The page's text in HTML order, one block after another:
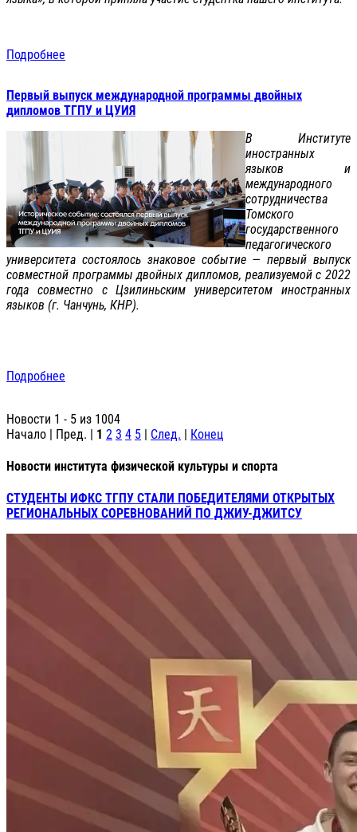
Подробнее
Первый выпуск международной программы двойных
дипломов ТГПУ и ЦУИЯ
В Институте
иностранных
языков и
международного
сотрудничества
Томского
государственного
педагогического
университета состоялось знаковое событие — первый выпуск
совместной программы двойных дипломов, реализуемой с 2022
года совместно с Цзилиньским университетом иностранных
языков (г. Чанчунь, КНР).
Подробнее
Новости 1 - 5 из 1004
Начало | Пред. | 1 2 3 4 5 | След. | Конец
Новости института физической культуры и спорта
СТУДЕНТЫ ИФКС ТГПУ СТАЛИ ПОБЕДИТЕЛЯМИ ОТКРЫТЫХ
РЕГИОНАЛЬНЫХ СОРЕВНОВАНИЙ ПО ДЖИУ-ДЖИТСУ